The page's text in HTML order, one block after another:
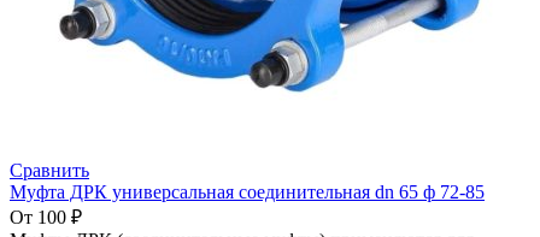
Сравнить
Муфта ДРК универсальная соединительная dn 65 ф 72-85
От 100 ₽